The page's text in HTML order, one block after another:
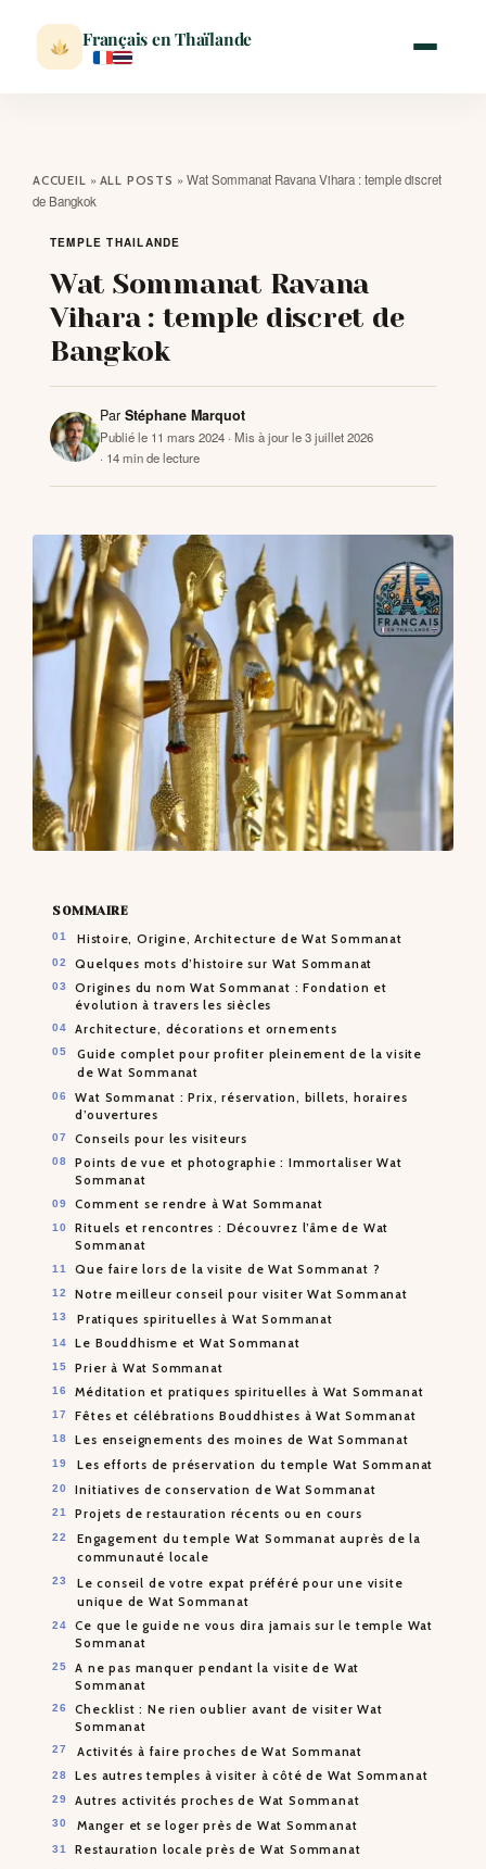
Français en Thaïlande
VISITER
MÉTÉO
EXPATRIATION
BLOG
CONTACTS
ACCUEIL » ALL POSTS » Wat Sommanat Ravana Vihara : temple discret
de Bangkok
TEMPLE THAILANDE
Wat Sommanat Ravana
Vihara : temple discret de
Bangkok
Par Stéphane Marquot
Publié le 11 mars 2024 · Mis à jour le 3 juillet 2026
· 14 min de lecture
SOMMAIRE
Histoire, Origine, Architecture de Wat Sommanat
Quelques mots d’histoire sur Wat Sommanat
Origines du nom Wat Sommanat : Fondation et
évolution à travers les siècles
Architecture, décorations et ornements
Guide complet pour profiter pleinement de la visite
de Wat Sommanat
Wat Sommanat : Prix, réservation, billets, horaires
d’ouvertures
Conseils pour les visiteurs
Points de vue et photographie : Immortaliser Wat
Sommanat
Comment se rendre à Wat Sommanat
Rituels et rencontres : Découvrez l’âme de Wat
Sommanat
Que faire lors de la visite de Wat Sommanat ?
Notre meilleur conseil pour visiter Wat Sommanat
Pratiques spirituelles à Wat Sommanat
Le Bouddhisme et Wat Sommanat
Prier à Wat Sommanat
Méditation et pratiques spirituelles à Wat Sommanat
Fêtes et célébrations Bouddhistes à Wat Sommanat
Les enseignements des moines de Wat Sommanat
Les efforts de préservation du temple Wat Sommanat
Initiatives de conservation de Wat Sommanat
Projets de restauration récents ou en cours
Engagement du temple Wat Sommanat auprès de la
communauté locale
Le conseil de votre expat préféré pour une visite
unique de Wat Sommanat
Ce que le guide ne vous dira jamais sur le temple Wat
Sommanat
A ne pas manquer pendant la visite de Wat
Sommanat
Checklist : Ne rien oublier avant de visiter Wat
Sommanat
Activités à faire proches de Wat Sommanat
Les autres temples à visiter à côté de Wat Sommanat
Autres activités proches de Wat Sommanat
Manger et se loger près de Wat Sommanat
Restauration locale près de Wat Sommanat